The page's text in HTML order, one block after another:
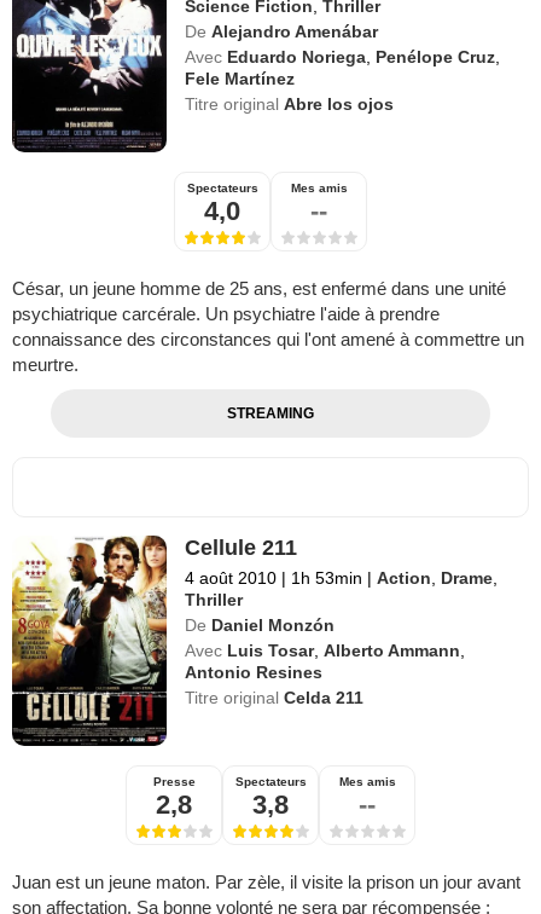
Science Fiction ,Thriller
De Alejandro Amenábar
Avec Eduardo Noriega Penélope Cruz
Fele Martínez
Titre originalAbre los ojos
Spectateurs
4,0
Mes amis
--
César, un jeune homme de 25 ans, est enfermé dans une unité
psychiatrique carcérale. Un psychiatre l'aide à prendre
connaissance des circonstances qui l'ont amené à commettre un
meurtre.
STREAMING
Cellule 211
4 août 2010 | 1h 53min | Action Drame
Thriller
De Daniel Monzón
Avec Luis Tosar,Alberto Ammann
Antonio Resines
Titre originalCelda 211
Presse
2,8
Spectateurs
3,8
Mes amis
--
Juan est un jeune maton. Par zèle, il visite la prison un jour avant
son affectation. Sa bonne volonté ne sera par récompensée :